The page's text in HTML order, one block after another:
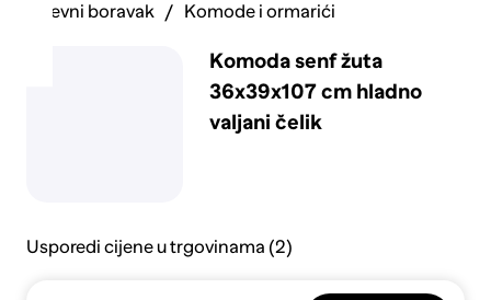
Dnevni boravak
Komode i ormarići
Komoda senf žuta
36x39x107 cm hladno
valjani čelik
Usporedi cijene u trgovinama (2)